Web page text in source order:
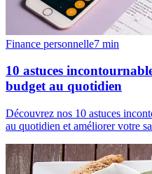
Finance personnelle7 min
10 astuces
budget au quotidien
Découvrez nos 10 astuces
au quotidien et améliorer votre